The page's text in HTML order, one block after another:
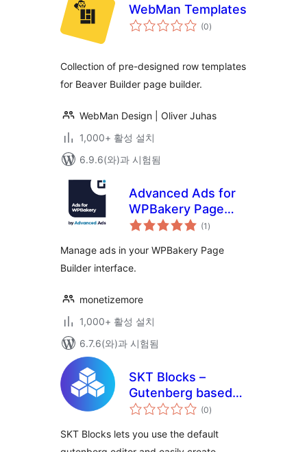
WebMan Templates
(0전
체)
Collection of pre-designed row templates
for Beaver Builder page builder.
WebMan Design | Oliver Juhas
1,000+ 활성 설치
6.9.6(와)과 시험됨
Advanced Ads for
WPBakery Page
Builder
(1 전
체
점
)
Manage ads in your WPBakery Page
Builder interface.
monetizemore
1,000+ 활성 설치
6.7.6(와)과 시험됨
SKT Blocks –
Gutenberg based
Page Builder(0전
체
점
)
SKT Blocks lets you use the default